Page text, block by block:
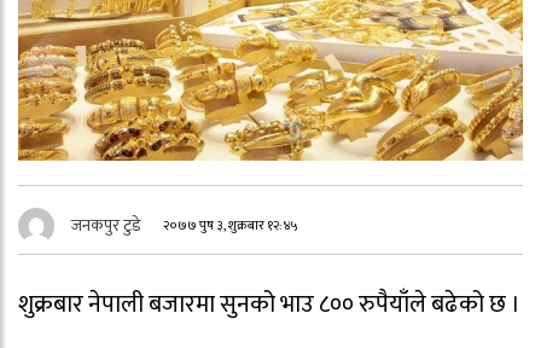
जनकपुर टुडे २०७७ पुष ३, शुक्रबार १२:४५
शुक्रबार नेपाली बजारमा सुनको भाउ ८०० रुपैयाँले बढेको छ ।